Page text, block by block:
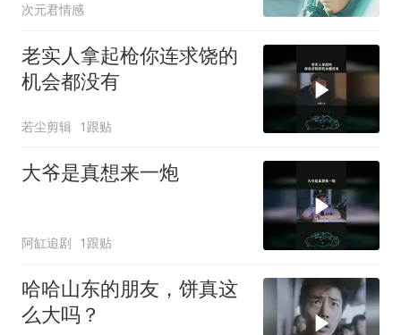
次元君情感
老实人拿起枪你连求饶的
机会都没有
若尘剪辑 1跟贴
大爷是真想来一炮
阿缸追剧 1跟贴
哈哈山东的朋友，饼真这
么大吗？